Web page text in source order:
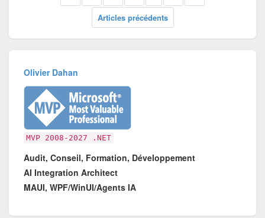
Articles précédents
Olivier Dahan
MVP 2008-2027 .NET
Audit, Conseil, Formation, Développement
AI Integration Architect
MAUI, WPF/WinUI/Agents IA